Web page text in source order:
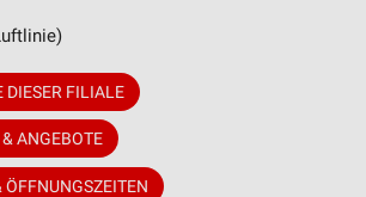
DIESER FILIALE
ANGEBOTE
ÖFFNUNGSZEITEN